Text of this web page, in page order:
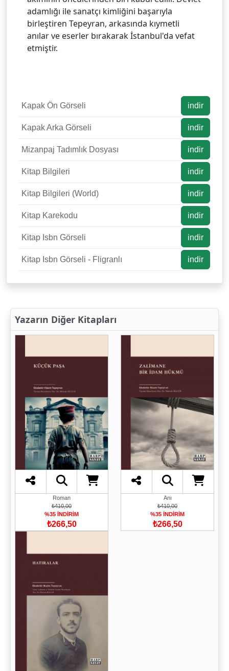
adamlığı ile sanatçı kimliğini başarıyla
birleştiren Tepeyran, arkasında kıymetli
anılar ve eserler bırakarak İstanbul'da vefat
etmiştir.
Kapak Ön Görseli indir
Kapak Arka Görseli indir
Mizanpaj Tadımlık Dosyası indir
Kitap Bilgileri indir
Kitap Bilgileri (World) indir
Kitap Karekodu indir
Kitap Isbn Görseli indir
Kitap Isbn Görseli - Fligranlı indir
Yazarın Diğer Kitapları
Roman
₺410,00
%35 İNDİRİM
₺266,50
Anı
₺410,00
%35 İNDİRİM
₺266,50